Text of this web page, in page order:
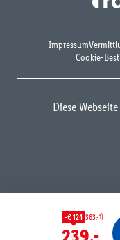
-€ 124 363.-1)
Impressum
Cookie-
Diese